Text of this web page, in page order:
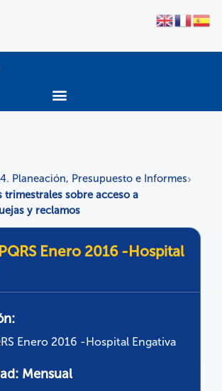
4. Planeación, Presupuesto e Informes›
trimestrales sobre acceso a
y reclamos
Enero 2016 -Hospital
Enero 2016 -Hospital Engativa
Mensual